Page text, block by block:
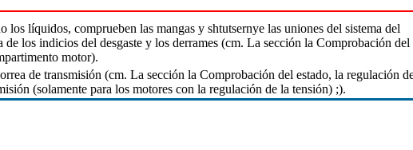
los líquidos, comprueben las mangas y shtutsernye las uniones del sistema del
los indicios del desgaste y los derrames (cm. La sección la Comprobación del
motor).
de transmisión (cm. La sección la Comprobación del estado, la regulación
(solamente para los motores con la regulación de la tensión) ;).